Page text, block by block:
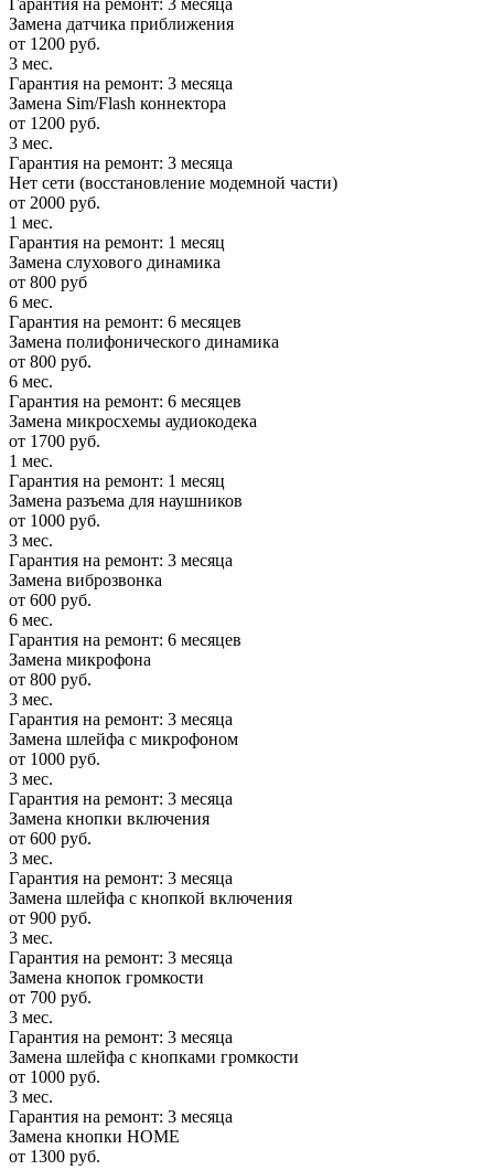
Гарантия на ремонт: 3 месяца
Замена датчика приближения
от 1200 руб.
3 мес.
Гарантия на ремонт: 3 месяца
Замена Sim/Flash коннектора
от 1200 руб.
3 мес.
Гарантия на ремонт: 3 месяца
Нет сети (восстановление модемной части)
от 2000 руб.
1 мес.
Гарантия на ремонт: 1 месяц
Замена слухового динамика
от 800 руб
6 мес.
Гарантия на ремонт: 6 месяцев
Замена полифонического динамика
от 800 руб.
6 мес.
Гарантия на ремонт: 6 месяцев
Замена микросхемы аудиокодека
от 1700 руб.
1 мес.
Гарантия на ремонт: 1 месяц
Замена разъема для наушников
от 1000 руб.
3 мес.
Гарантия на ремонт: 3 месяца
Замена виброзвонка
от 600 руб.
6 мес.
Гарантия на ремонт: 6 месяцев
Замена микрофона
от 800 руб.
3 мес.
Гарантия на ремонт: 3 месяца
Замена шлейфа с микрофоном
от 1000 руб.
3 мес.
Гарантия на ремонт: 3 месяца
Замена кнопки включения
от 600 руб.
3 мес.
Гарантия на ремонт: 3 месяца
Замена шлейфа с кнопкой включения
от 900 руб.
3 мес.
Гарантия на ремонт: 3 месяца
Замена кнопок громкости
от 700 руб.
3 мес.
Гарантия на ремонт: 3 месяца
Замена шлейфа с кнопками громкости
от 1000 руб.
3 мес.
Гарантия на ремонт: 3 месяца
Замена кнопки HOME
от 1300 руб.